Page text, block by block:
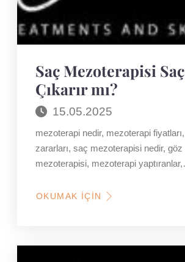
Saç Mezoterapisi Saç
Çıkarır mı?
15.05.2025
mezoterapi nedir, mezoterapi
zararları, saç mezoterapisi nedir, göz
mezoterapisi, mezoterapi
OKUMAK İÇIN
HAKKINDA
MI?